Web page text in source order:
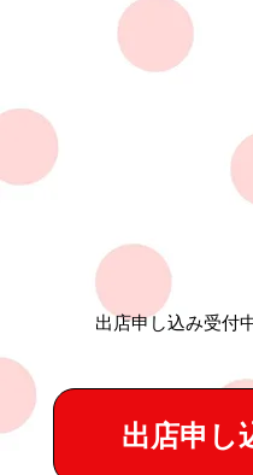
出店申し込み受付
出店申し